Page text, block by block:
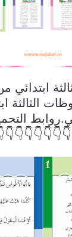
ابتدائي
الثالثة